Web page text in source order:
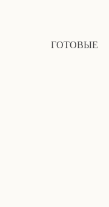
ГОТОВЫЕ